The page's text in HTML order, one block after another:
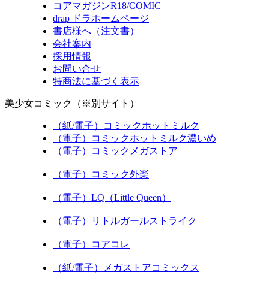
コアマガジンR18/COMIC
drap ドラホームページ
書店様へ（注文書）
会社案内
採用情報
お問い合せ
特商法に基づく表示
美少女コミック（※別サイト）
（紙/電子）コミックホットミルク
（電子）コミックホットミルク濃いめ
（電子）コミックメガストア
（電子）コミック外楽
（電子）LQ（Little Queen）
（電子）リトルガールストライク
（電子）コアコレ
（紙/電子）メガストアコミックス